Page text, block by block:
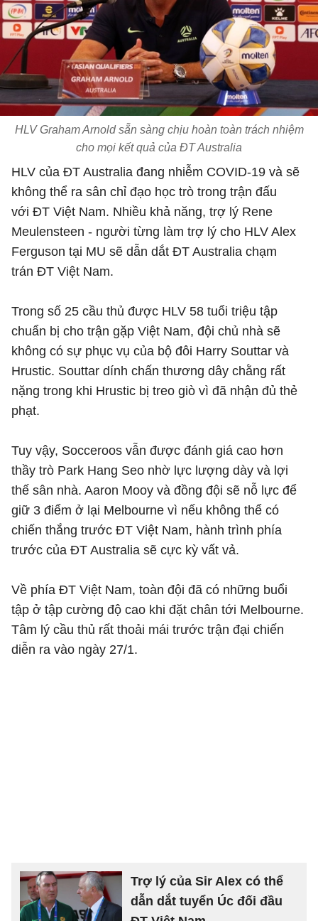
HLV Graham Arnold sẵn sàng chịu hoàn toàn trách nhiệm
cho mọi kết quả của ĐT Australia
HLV của ĐT Australia đang nhiễm COVID-19 và sẽ
không thể ra sân chỉ đạo học trò trong trận đấu
với ĐT Việt Nam. Nhiều khả năng, trợ lý Rene
Meulensteen - người từng làm trợ lý cho HLV Alex
Ferguson tại MU sẽ dẫn dắt ĐT Australia chạm
trán ĐT Việt Nam.
Trong số 25 cầu thủ được HLV 58 tuổi triệu tập
chuẩn bị cho trận gặp Việt Nam, đội chủ nhà sẽ
không có sự phục vụ của bộ đôi Harry Souttar và
Hrustic. Souttar dính chấn thương dây chằng rất
nặng trong khi Hrustic bị treo giò vì đã nhận đủ thẻ
phạt.
Tuy vậy, Socceroos vẫn được đánh giá cao hơn
thầy trò Park Hang Seo nhờ lực lượng dày và lợi
thế sân nhà. Aaron Mooy và đồng đội sẽ nỗ lực để
giữ 3 điểm ở lại Melbourne vì nếu không thể có
chiến thắng trước ĐT Việt Nam, hành trình phía
trước của ĐT Australia sẽ cực kỳ vất vả.
Về phía ĐT Việt Nam, toàn đội đã có những buổi
tập ở tập cường độ cao khi đặt chân tới Melbourne.
Tâm lý cầu thủ rất thoải mái trước trận đại chiến
diễn ra vào ngày 27/1.
Trợ lý của Sir Alex có thể
dẫn dắt tuyển Úc đối đầu